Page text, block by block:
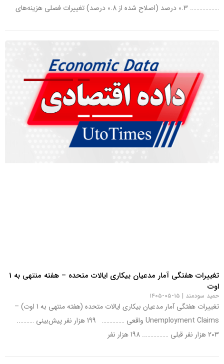
………………. 0.3 درصد (اصلاح شده از 0.8 درصد) تغییرات فصلی هزینه‌های
تغییرات هفتگی آمار مدعیان بیکاری ایالات متحده – هفته منتهی به 1
اوت
حمید سودمند ۱۵-۰۵-۱۴۰۵
تغییرات هفتگی آمار مدعیان بیکاری ایالات متحده (هفته منتهی به 1 اوت) –
Unemployment Claims واقعی …………… 199 هزار نفر پیش‌بینی ………..
203 هزار نفر قبلی …………….. 198 هزار نفر